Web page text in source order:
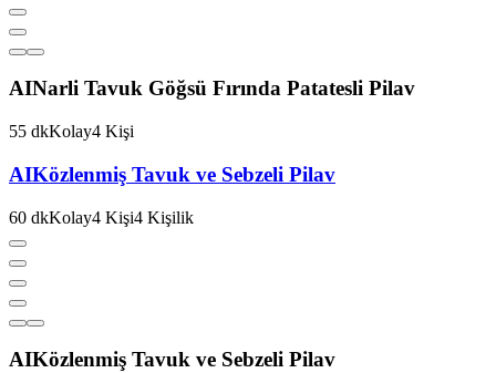
AINarli Tavuk Göğsü Fırında Patatesli Pilav
55 dkKolay4 Kişi
AIKözlenmiş Tavuk ve Sebzeli Pilav
60 dkKolay4 Kişi4 Kişilik
AIKözlenmiş Tavuk ve Sebzeli Pilav